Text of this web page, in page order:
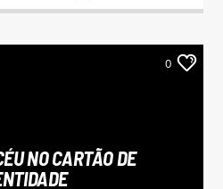
0
NO CARTÃO DE